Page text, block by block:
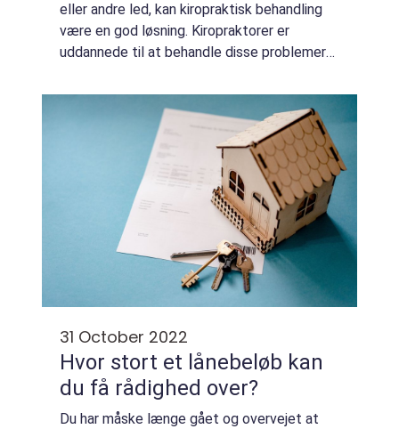
eller andre led, kan kiropraktisk behandling
være en god løsning. Kiropraktorer er
uddannede til at behandle disse problemer
denne artikel vil vi fortælle dig mere...
31 October 2022
Hvor stort et lånebeløb kan
du få rådighed over?
Du har måske længe gået og overvejet at